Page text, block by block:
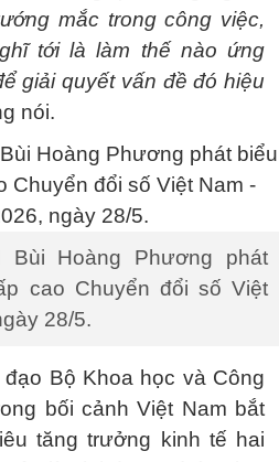
mắc trong công việc,
tới là làm thế nào ứng
giải quyết vấn đề đó hiệu
nói.
Bùi Hoàng Phương phát
cao Chuyển đổi số Việt
28/5.
Bộ Khoa học và Công
bối cảnh Việt Nam bắt
tăng trưởng kinh tế hai